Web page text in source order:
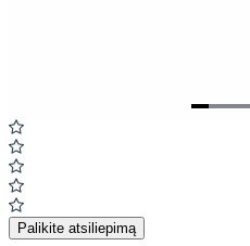
Item
1
of
6
Palikite atsiliepimą